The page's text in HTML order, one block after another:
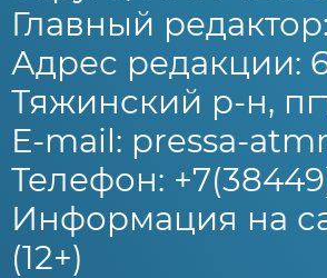
Главный
Адрес редакции:
Тяжинский р-н,
E-mail: pressa-
Телефон:
Информация на
(12+)